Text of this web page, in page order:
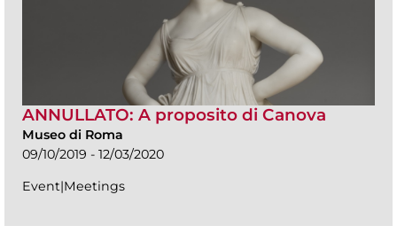
ANNULLATO: A proposito di Canova
Museo di Roma
09/10/2019 - 12/03/2020
Event|Meetings